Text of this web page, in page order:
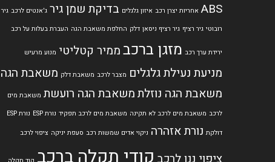
ABS אחריות יצרן רכב איזון גלגלים בדיקת שמן גיר ג'אנטים לרכב גיר
רובוטי גיר רציף גיר רציף ניסאן דלק החלפת משאבת הגה העברת בעלות על רכב
ירידת ערך רכב מזגן ברכבממיר קטליטי מנוע מרעיש
מניעת נעילת גלגלים מצבר לרכב משאבת דלק משאבת הגה
משאבת הגה נוזלתמשאבת הגה רועשת משאבת מים
לרכב משאבת מים לרכב לא תקינה משאבת מים לרכב תפקיד נורת ESP נורת ESP
דולקת נורת אזהרה ניקוי אדים שמשות רכב סעפת יניקה ציפוי לרכב